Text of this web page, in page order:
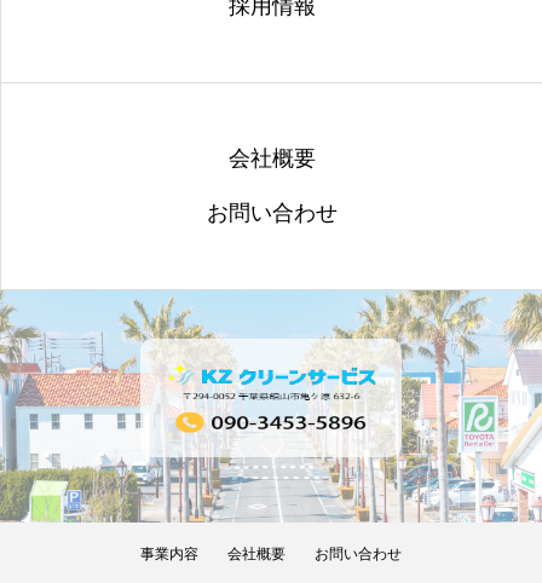
採用情報
会社概要
お問い合わせ
事業内容 会社概要 お問い合わせ